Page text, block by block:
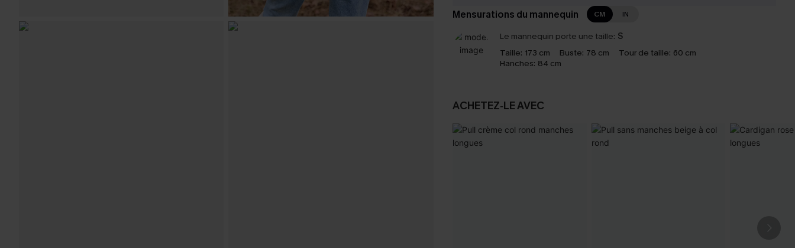
Mensurations du mannequin CM IN
Le mannequin porte une taille: S
Taille: 173 cm Buste: 78 cm Tour de taille: 60 cm
Hanches: 84 cm
ACHETEZ‑LE AVEC